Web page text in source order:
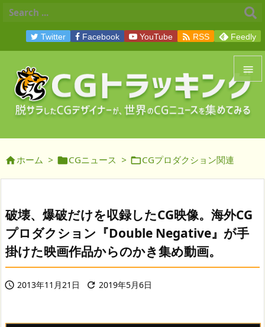


メニュ
前へ
次へ

検索
Twitter Facebook YouTube  RSS Feedly
ホーム > CGニュース > CGプロダクション関連
破壊、爆破だけを収録したCG映像。海外CG
プロダクション『Double Negative』が手
掛けた映画作品からのかき集め動画。
 2013年11月21日  2019年5月6日